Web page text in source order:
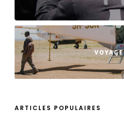
VOYAGE
ARTICLES POPULAIRES